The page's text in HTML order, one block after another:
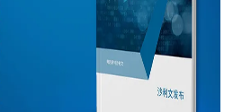
建筑科技与装饰装潢